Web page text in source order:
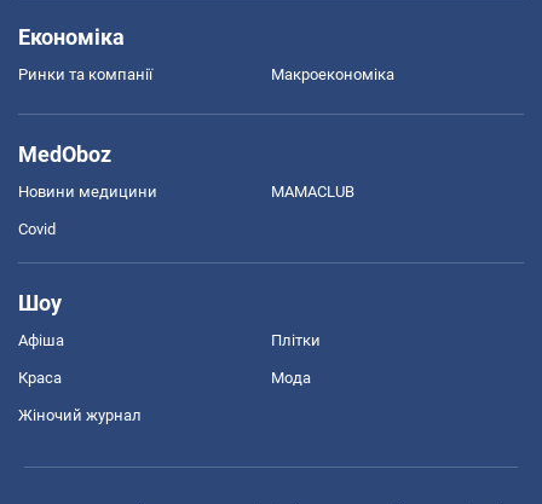
Економіка
Ринки та компанії Макроекономіка
MedOboz
Новини медицини MAMACLUB
Covid
Шоу
Афіша Плітки
Краса Мода
Жіночий журнал